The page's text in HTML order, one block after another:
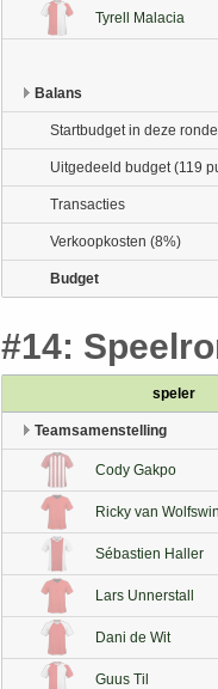
Tyrell Malacia
Balans
Startbudget in deze ronde
Uitgedeeld budget (119
Transacties
Verkoopkosten (8%)
Budget
#14:
speler
Teamsamenstelling
Cody Gakpo
Ricky van
Sébastien Haller
Lars Unnerstall
Dani de Wit
Guus Til